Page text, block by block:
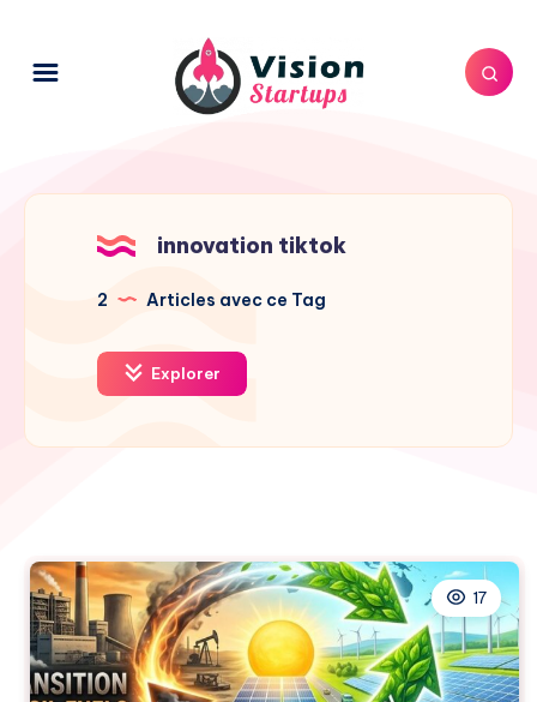
innovation tiktok
2 Articles avec ce Tag
Explorer
17